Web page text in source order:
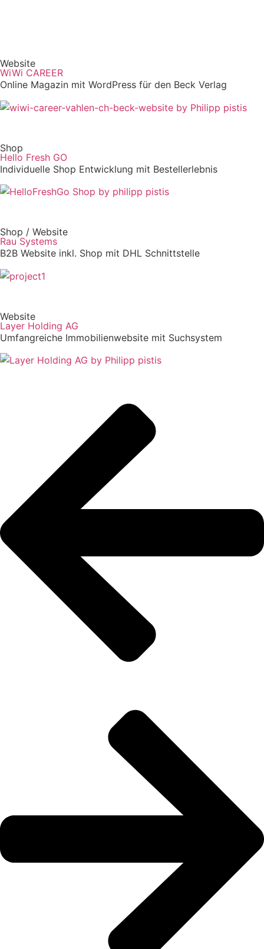
Website
WiWi CAREER
Online Magazin mit WordPress für den Beck Verlag
Shop
Hello Fresh GO
Individuelle Shop Entwicklung mit Bestellerlebnis
Shop / Website
Rau Systems
B2B Website inkl. Shop mit DHL Schnittstelle
Website
Layer Holding AG
Umfangreiche Immobilienwebsite mit Suchsystem